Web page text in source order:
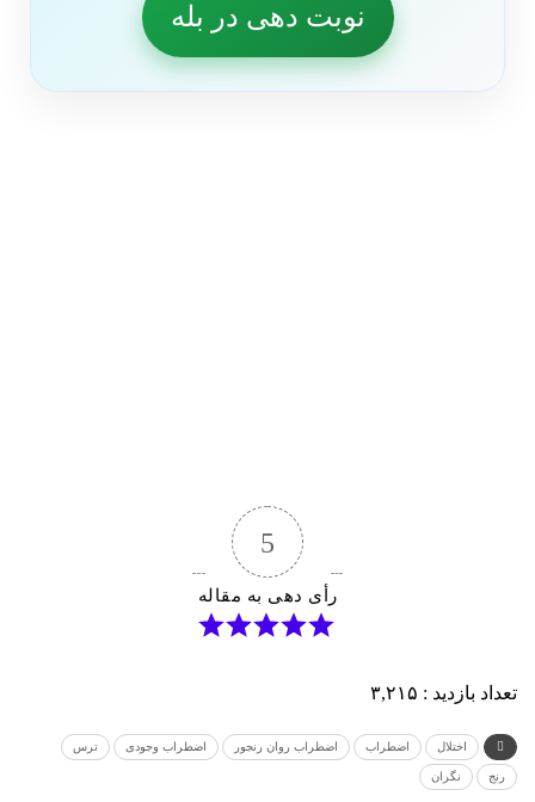
نوبت دهی در بله
5
رأی دهی به مقاله
تعداد بازدید : ۳,۲۱۵
اختلال اضطراب اضطراب روان رنجور اضطراب وجودی ترس
رنج نگران